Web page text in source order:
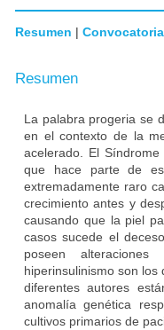
Resumen | Convocatoria
Resumen
La palabra progeria se
en el contexto de la
acelerado. El
que hace parte de
extremadamente raro
crecimiento antes y
causando que la piel
casos sucede el
poseen alteraciones
hiperinsulinismo son
diferentes autores
anomalía genética
cultivos primarios de